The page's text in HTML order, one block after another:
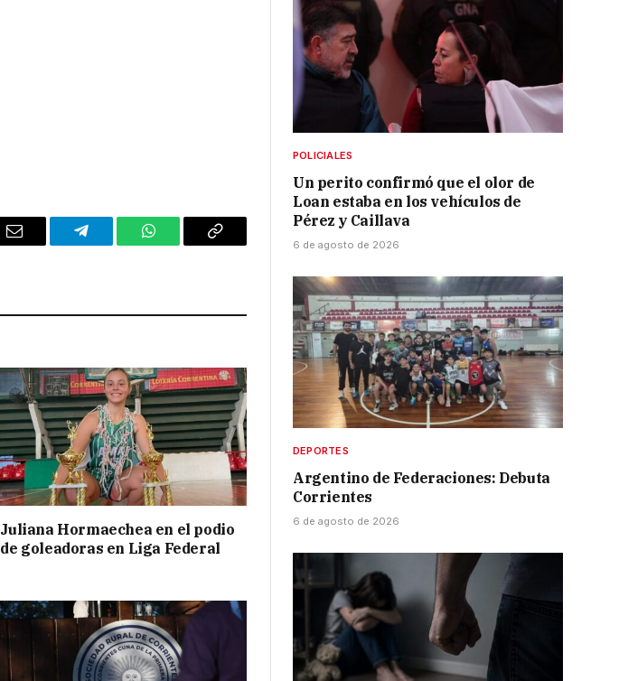
Email Telegram WhatsAppCopy
Juliana Hormaechea en el podio
de goleadoras en Liga Federal
POLICIALES
Un perito confirmó que el olor de
Loan estaba en los vehículos de
Pérez y Caillava
6 de agosto de 2026
DEPORTES
Argentino de Federaciones: Debuta
Corrientes
6 de agosto de 2026